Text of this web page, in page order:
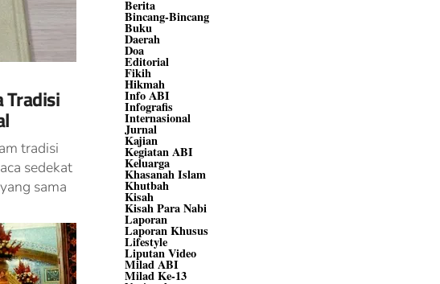
Tradisi
tradisi
sedekat
sama
Berita
Bincang-Bincang
Buku
Daerah
Doa
Editorial
Fikih
Hikmah
Info ABI
Infografis
Internasional
Jurnal
Kajian
Kegiatan ABI
Keluarga
Khasanah Islam
Khutbah
Kisah
Kisah Para Nabi
Laporan
Laporan Khusus
Lifestyle
Liputan Video
Milad ABI
Milad Ke-13